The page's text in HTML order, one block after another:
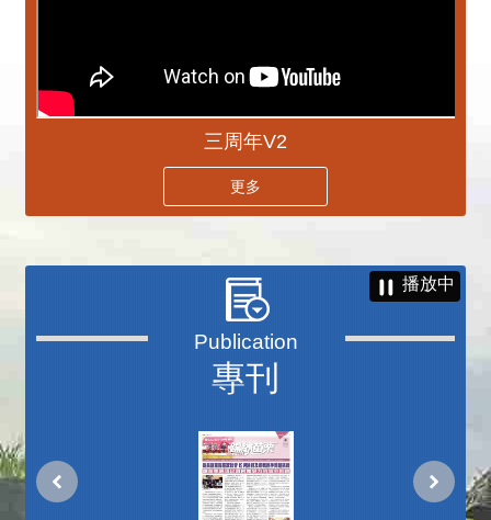
三周年V2
更多
專刊
播放中